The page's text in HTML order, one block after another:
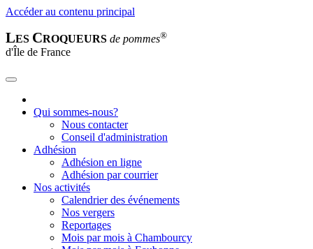
Accéder au contenu principal
LES CROQUEURS de pommes®
d'Île de France
Qui sommes-nous?
Nous contacter
Conseil d'administration
Adhésion
Adhésion en ligne
Adhésion par courrier
Nos activités
Calendrier des événements
Nos vergers
Reportages
Mois par mois à Chambourcy